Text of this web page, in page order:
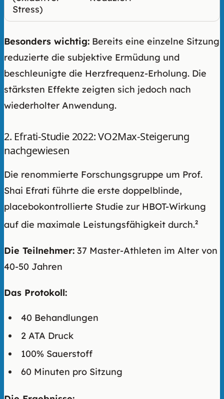
Stress)
Besonders wichtig: Bereits eine einzelne Sitzung
reduzierte die subjektive Ermüdung und
beschleunigte die Herzfrequenz-Erholung. Die
stärksten Effekte zeigten sich jedoch nach
wiederholter Anwendung.
2. Efrati-Studie 2022: VO2Max-Steigerung
nachgewiesen
Die renommierte Forschungsgruppe um Prof.
Shai Efrati führte die erste doppelblinde,
placebokontrollierte Studie zur HBOT-Wirkung
auf die maximale Leistungsfähigkeit durch.2
Die Teilnehmer: 37 Master-Athleten im Alter von
40-50 Jahren
Das Protokoll:
40 Behandlungen
2 ATA Druck
100% Sauerstoff
60 Minuten pro Sitzung